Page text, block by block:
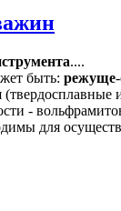
....
быть: режуще
-
для